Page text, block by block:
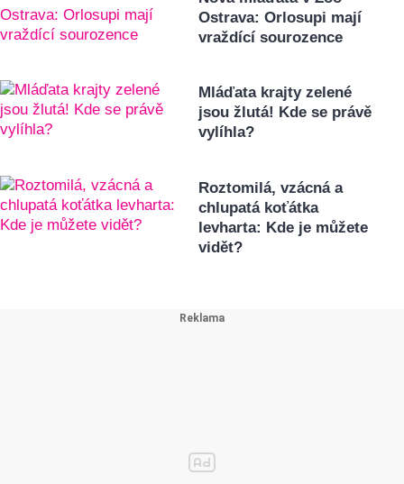
Ostrava: Orlosupi mají
vraždící sourozence
Mláďata krajty zelené
jsou žlutá! Kde se právě
vylíhla?
Roztomilá, vzácná a
chlupatá koťátka
levharta: Kde je můžete
vidět?